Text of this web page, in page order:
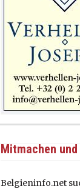
Mitmachen
Belgieninfo.net